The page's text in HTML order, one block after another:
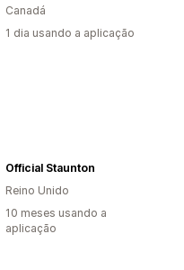
Canadá
1 dia usando a aplicação
Official Staunton
Reino Unido
10 meses usando a
aplicação